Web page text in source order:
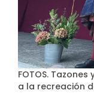
FOTOS.
a la recreación